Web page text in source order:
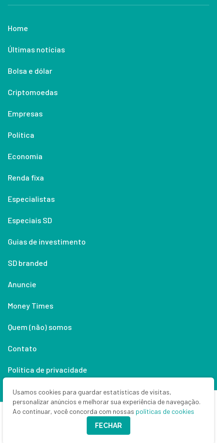
Home
Últimas notícias
Bolsa e dólar
Criptomoedas
Empresas
Política
Economia
Renda fixa
Especialistas
Especiais SD
Guias de investimento
SD branded
Anuncie
Money Times
Quem (não) somos
Contato
Política de privacidade
Lifestyle
Copyright © 2026 Seu Dinheiro. Todos os direitos reservados.
CNPJ: 33.523.405/0001-63
Usamos cookies para guardar estatísticas de visitas,
personalizar anúncios e melhorar sua experiência de navegação.
Ao continuar, você concorda com nossas políticas de cookies
FECHAR